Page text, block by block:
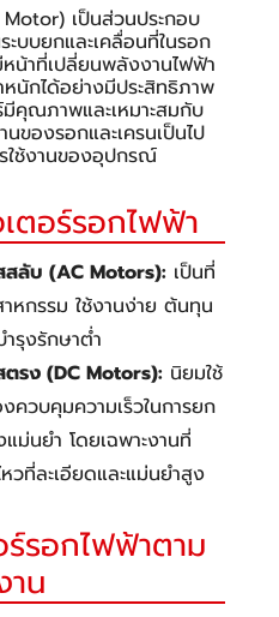
เป็นส่วนประกอบ
บบยกและเคลื่อนที่ในรอก
น้าที่เปลี่ยนพลังงานไฟฟ้า
นักได้อย่างมีประสิทธิภาพ
คุณภาพและเหมาะสมกับ
นของรอกและเครนเป็นไป
ใช้งานของอุปกรณ์
ตอร์รอกไฟฟ้า
สลับ (AC Motors): เป็นที่
หกรรม ใช้งานง่าย ต้นทุน
รุงรักษาต่ำ
ตรง (DC Motors): นิยมใช้
ควบคุมความเร็วในการยก
ม่นยำ โดยเฉพาะงานที่
วที่ละเอียดและแม่นยำสูง
รอกไฟฟ้าตาม
าน